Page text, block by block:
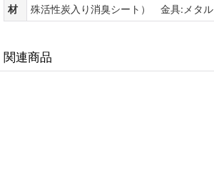
材
殊活性炭入り消臭シート） 金具:メタル
関連商品